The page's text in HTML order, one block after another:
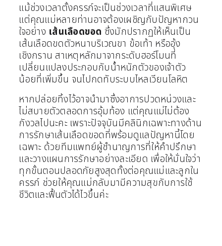
แม้ช่วงเวลาตั้งครรภ์จะเป็นช่วงเวลาที่แสนพิเศษ
แต่คุณแม่หลายท่านอาจต้องเผชิญกับปัญหากวน
ใจอย่าง เส้นเลือดขอด ซึ่งมักปรากฏให้เห็นเป็น
เส้นเลือดขดตัวหนาบริเวณขา ข้อเท้า หรืออุ้ง
เชิงกราน สาเหตุหลักมาจากระดับฮอร์โมนที่
เปลี่ยนแปลงประกอบกับน้ำหนักตัวของเจ้าตัว
น้อยที่เพิ่มขึ้น จนไปกดทับระบบไหลเวียนโลหิต
หากปล่อยทิ้งไว้อาจนำมาซึ่งอาการปวดหน่วงและ
ไม่สบายตัวตลอดการอุ้มท้อง แต่คุณแม่ไม่ต้อง
กังวลไปนะคะ เพราะปัจจุบันมีคลินิกเฉพาะทางด้าน
การรักษาเส้นเลือดขอดที่พร้อมดูแลปัญหานี้โดย
เฉพาะ ด้วยทีมแพทย์ผู้ชำนาญการที่ให้คำปรึกษา
และวางแผนการรักษาอย่างละเอียด เพื่อให้มั่นใจว่า
ทุกขั้นตอนปลอดภัยสูงสุดทั้งต่อคุณแม่และลูกใน
ครรภ์ ช่วยให้คุณแม่กลับมามีความสุขกับการใช้
ชีวิตและฟื้นตัวได้ไวขึ้นค่ะ